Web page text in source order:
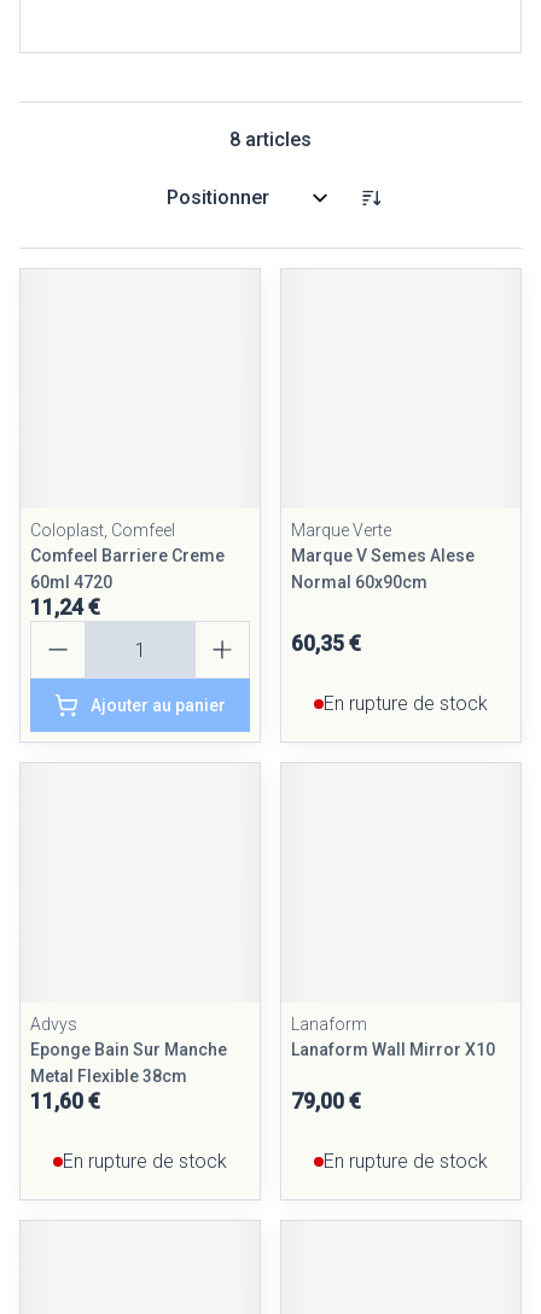
8 articles
Trier par:
Coloplast, Comfeel
Comfeel Barriere Creme
60ml 4720
11,24 €
Ajouter au panier
Marque Verte
Marque V Semes Alese
Normal 60x90cm
60,35 €
En rupture de stock
Advys
Eponge Bain Sur Manche
Metal Flexible 38cm
11,60 €
En rupture de stock
Lanaform
Lanaform Wall Mirror X10
79,00 €
En rupture de stock